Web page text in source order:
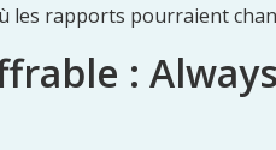
les rapports pourraient
: